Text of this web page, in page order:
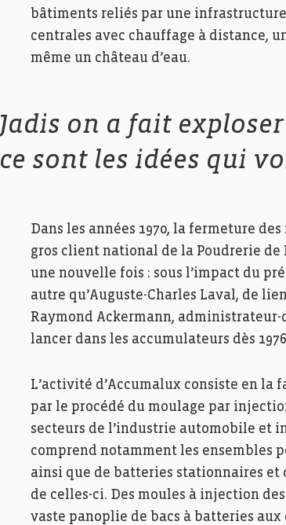
bâtiments reliés par une
centrales avec chauffage à distance,
même un château d’eau.
Jadis on a fait
ce sont les idées qui
Dans les années 1970, la fermeture
gros client national de la Poudrerie
une nouvelle fois : sous l’impact du
autre qu’Auguste-Charles Laval, de
Raymond Ackermann, administrateur-
lancer dans les accumulateurs dès
L’activité d’Accumalux consiste en la
par le procédé du moulage par
secteurs de l’industrie automobile et
comprend notamment les ensembles
ainsi que de batteries stationnaires et
de celles-ci. Des moules à injection
vaste panoplie de bacs à batteries